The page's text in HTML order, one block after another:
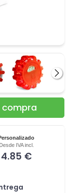
Desde IVA incl.
4.85 €
compra